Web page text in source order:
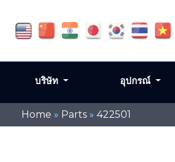
Home » Parts » 422501
บริษัท อุปกรณ์